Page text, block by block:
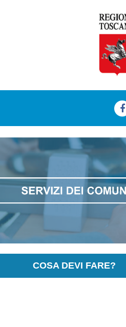
COSA DEVI FARE?